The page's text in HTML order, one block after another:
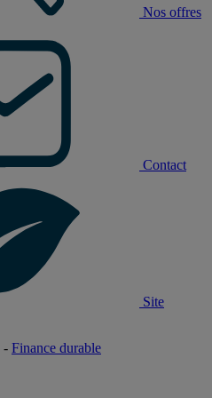
Nos offres
Contact
Site
- Finance durable